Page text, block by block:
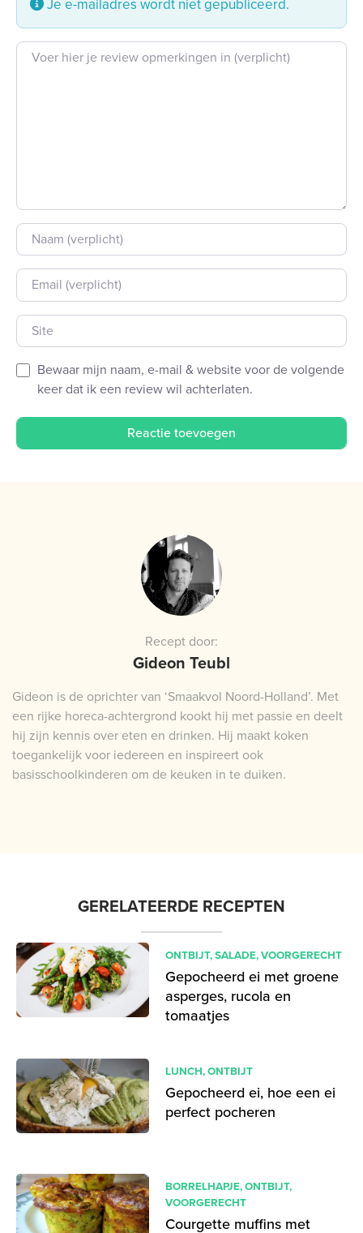
Je e-mailadres wordt niet gepubliceerd.
Beoordeling tekst
Naam
E-mail
Site
Bewaar mijn naam, e-mail & website voor de volgende
keer dat ik een review wil achterlaten.
Recept door:
Gideon Teubl
Gideon is de oprichter van ‘Smaakvol Noord-Holland’. Met
een rijke horeca-achtergrond kookt hij met passie en deelt
hij zijn kennis over eten en drinken. Hij maakt koken
toegankelijk voor iedereen en inspireert ook
basisschoolkinderen om de keuken in te duiken.
GERELATEERDE RECEPTEN
ONTBIJT,SALADE,VOORGERECHT
Gepocheerd ei met groene
asperges, rucola en
tomaatjes
LUNCH,ONTBIJT
Gepocheerd ei, hoe een ei
perfect pocheren
BORRELHAPJE,ONTBIJT,
VOORGERECHT
Courgette muffins met